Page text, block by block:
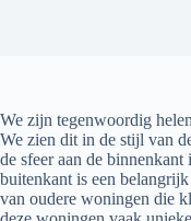
We zijn tegenwoordig
We zien dit in de stijl van
de sfeer aan de
buitenkant is een
van oudere woningen die